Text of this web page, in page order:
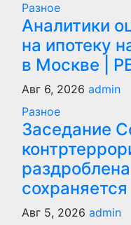
Разное
Аналитики
на ипотеку
в Москве |
Авг 6, 2026 admin
Разное
Заседание
сохраняется
Авг 5, 2026 admin